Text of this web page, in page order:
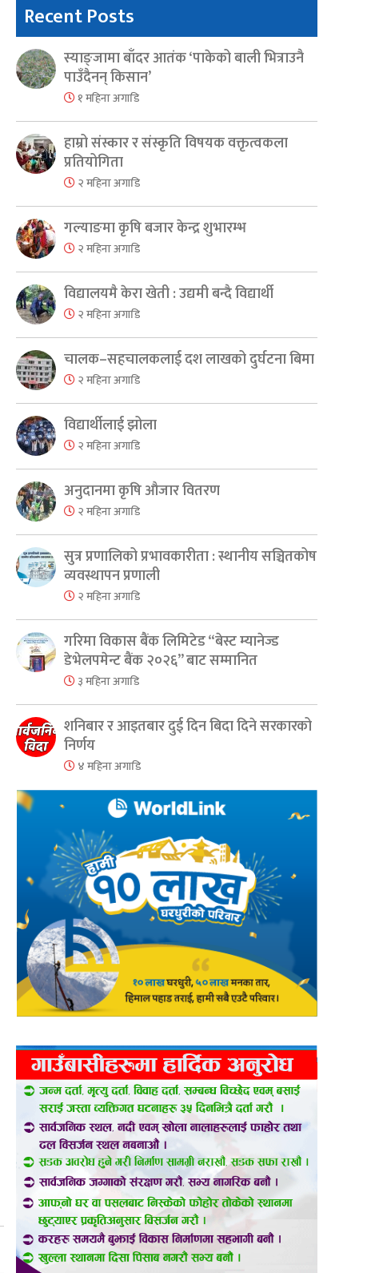
Share
Recent Posts
स्याङ्जामा बाँदर आतंक ‘पाकेको बाली भित्राउनै
पाउँदैनन् किसान’
१ महिना अगाडि
हाम्रो संस्कार र संस्कृति विषयक वक्तृत्वकला
प्रतियोगिता
२ महिना अगाडि
गल्याङमा कृषि बजार केन्द्र शुभारम्भ
२ महिना अगाडि
विद्यालयमै केरा खेती : उद्यमी बन्दै विद्यार्थी
२ महिना अगाडि
चालक–सहचालकलाई दश लाखको दुर्घटना बिमा
२ महिना अगाडि
विद्यार्थीलाई झोला
२ महिना अगाडि
अनुदानमा कृषि औजार वितरण
२ महिना अगाडि
सुत्र प्रणालिको प्रभावकारीता : स्थानीय सञ्चितकोष
व्यवस्थापन प्रणाली
२ महिना अगाडि
गरिमा विकास बैंक लिमिटेड “बेस्ट म्यानेज्ड
डेभेलपमेन्ट बैंक २०२६” बाट सम्मानित
३ महिना अगाडि
शनिबार र आइतबार दुई दिन बिदा दिने सरकारको
निर्णय
४ महिना अगाडि